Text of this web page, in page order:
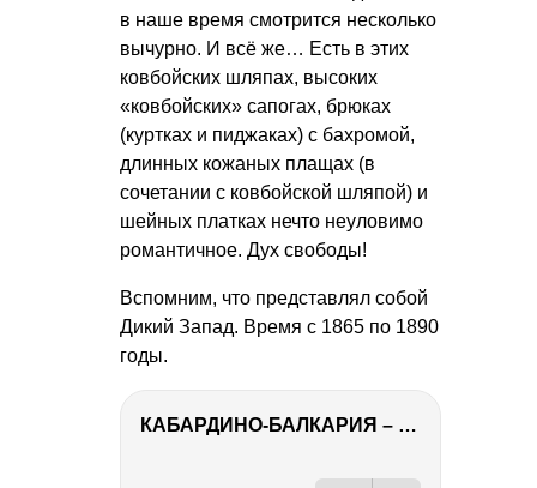
в наше время смотрится несколько
вычурно. И всё же… Есть в этих
ковбойских шляпах, высоких
«ковбойских» сапогах, брюках
(куртках и пиджаках) с бахромой,
длинных кожаных плащах (в
сочетании с ковбойской шляпой) и
шейных платках нечто неуловимо
романтичное. Дух свободы!
Вспомним, что представлял собой
Дикий Запад. Время с 1865 по 1890
годы.
КАБАРДИНО-БАЛКАРИЯ – ПУТЕШЕСТВИЕ НА КАВКАЗ часть 3